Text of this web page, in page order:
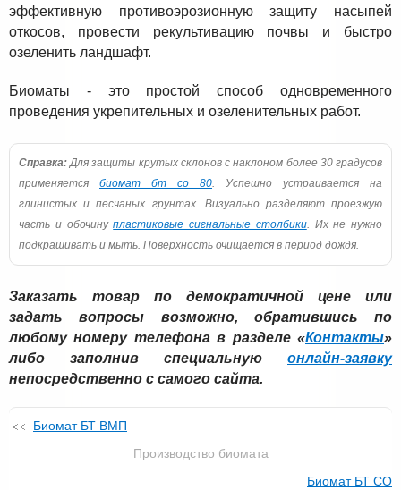
эффективную противоэрозионную защиту насыпей
откосов, провести рекультивацию почвы и быстро
озеленить ландшафт.
Биоматы - это простой способ одновременного
проведения укрепительных и озеленительных работ.
Справка:Для защиты крутых склонов с наклоном более 30 градусов
применяется биомат бт со 80. Успешно устраивается на
глинистых и песчаных грунтах. Визуально разделяют проезжую
часть и обочинупластиковые сигнальные столбики. Их не нужно
подкрашивать и мыть. Поверхность очищается в период дождя.
Заказать товар по демократичной цене или
задать вопросы возможно, обратившись по
любому номеру телефона в разделе «Контакты»
либо заполнив специальную онлайн-заявку
непосредственно с самого сайта.
Биомат БТ ВМП
Производство биомата
Биомат БТ СО